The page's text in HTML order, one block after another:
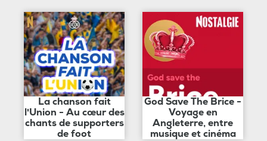
La chanson fait
l'Union - Au cœur des
chants de supporters
de foot
God Save The Brice -
Voyage en
Angleterre, entre
musique et cinéma